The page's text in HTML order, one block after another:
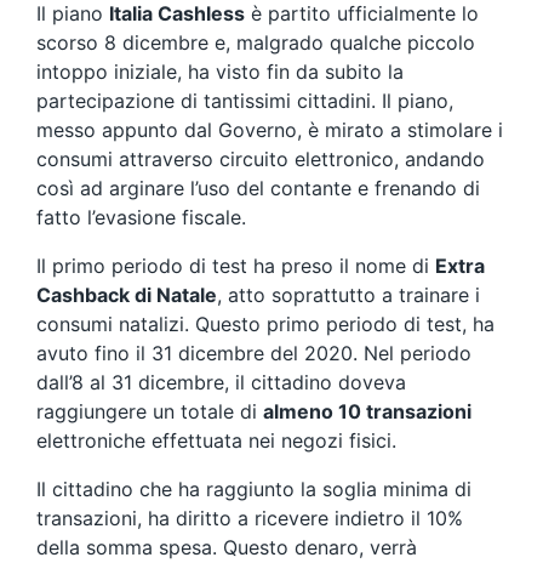
Il piano Italia Cashless è partito ufficialmente lo
scorso 8 dicembre e, malgrado qualche piccolo
intoppo iniziale, ha visto fin da subito la
partecipazione di tantissimi cittadini. Il piano,
messo appunto dal Governo, è mirato a stimolare i
consumi attraverso circuito elettronico, andando
così ad arginare l’uso del contante e frenando di
fatto l’evasione fiscale.
Il primo periodo di test ha preso il nome di Extra
Cashback di Natale, atto soprattutto a trainare i
consumi natalizi. Questo primo periodo di test, ha
avuto fino il 31 dicembre del 2020. Nel periodo
dall’8 al 31 dicembre, il cittadino doveva
raggiungere un totale di almeno 10 transazioni
elettroniche effettuata nei negozi fisici.
Il cittadino che ha raggiunto la soglia minima di
transazioni, ha diritto a ricevere indietro il 10%
della somma spesa. Questo denaro, verrà